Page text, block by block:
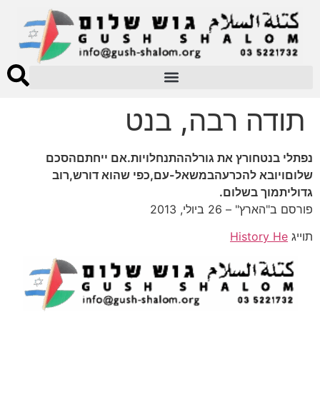
תודה רבה, בנט
נפתלי בנטחורץ את גורלההתנחלויות.אם ייחתםהסכם
שלוםויובא להכרעהבמשאל-עם,כפי שהוא דורש,רוב
גדוליתמוך בשלום.
פורסם ב"הארץ" – 26 ביולי, 2013
תוייג History He